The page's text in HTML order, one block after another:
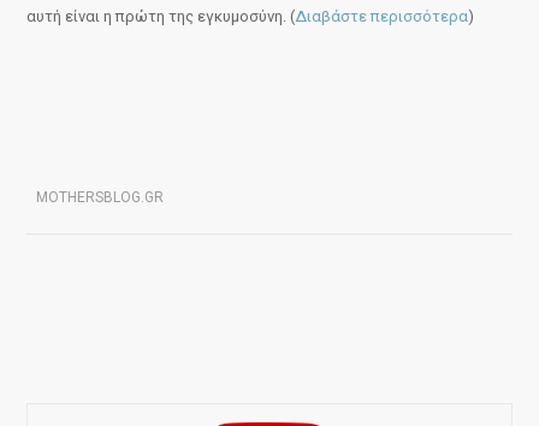
αυτή είναι η πρώτη της εγκυμοσύνη. (Διαβάστε περισσότερα)
MOTHERSBLOG.GR